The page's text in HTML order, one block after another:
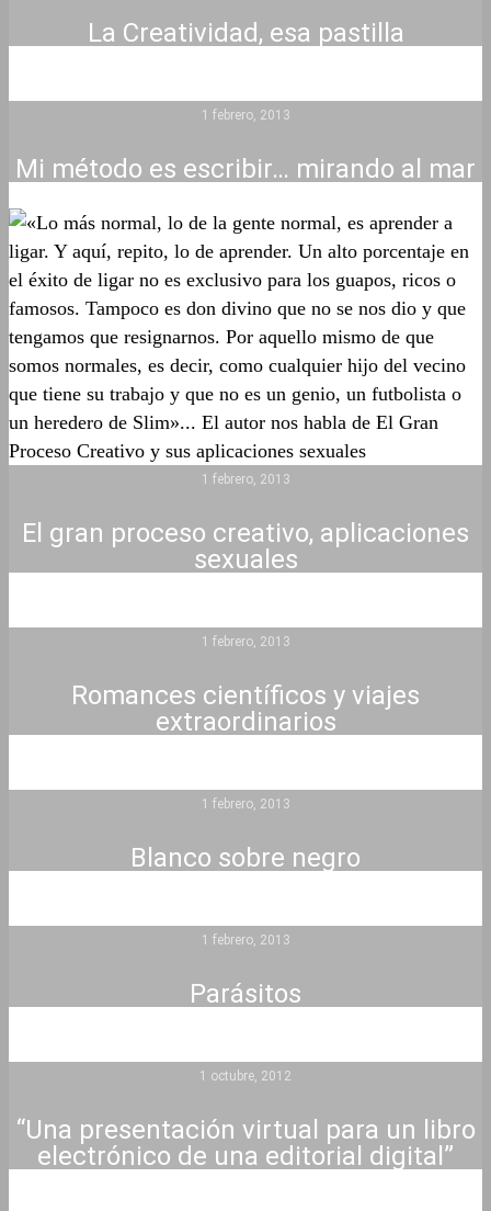
La Creatividad, esa pastilla
1 febrero, 2013
Mi método es escribir… mirando al mar
1 febrero, 2013
El gran proceso creativo, aplicaciones
sexuales
1 febrero, 2013
Romances científicos y viajes
extraordinarios
1 febrero, 2013
Blanco sobre negro
1 febrero, 2013
Parásitos
1 octubre, 2012
“Una presentación virtual para un libro
electrónico de una editorial digital”